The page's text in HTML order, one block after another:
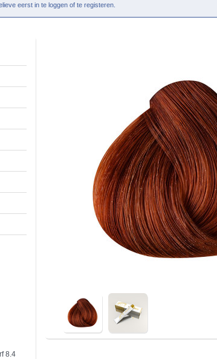
eerst in te loggen of te registeren.
8.4